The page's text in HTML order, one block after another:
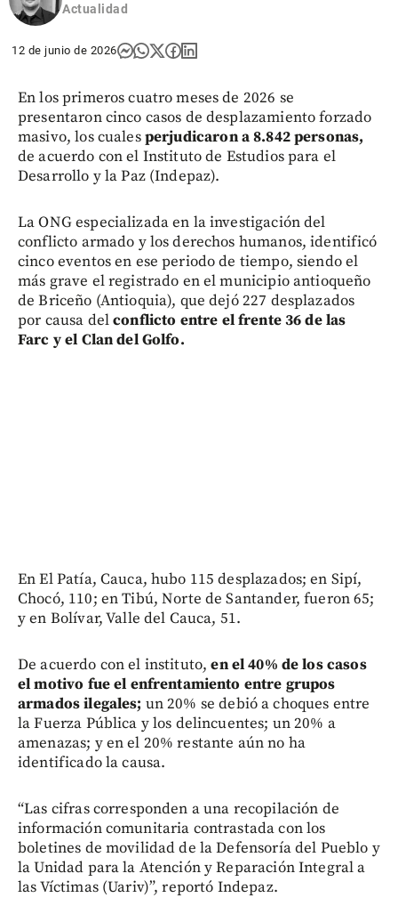
Actualidad
12 de junio de 2026
En los primeros cuatro meses de 2026 se
presentaron cinco casos de desplazamiento forzado
masivo, los cualesperjudicaron a 8.842 personas,
de acuerdo con el Instituto de Estudios para el
Desarrollo y la Paz (Indepaz).
La ONG especializada en la investigación del
conflicto armado y los derechos humanos, identificó
cinco eventos en ese periodo de tiempo, siendo el
más grave el registrado en el municipio antioqueño
de Briceño (Antioquia), que dejó 227 desplazados
por causa delconflicto entre el frente 36 de las
Farc y el Clan del Golfo.
En El Patía, Cauca, hubo 115 desplazados; en Sipí,
Chocó, 110; en Tibú, Norte de Santander, fueron 65;
y en Bolívar, Valle del Cauca, 51.
De acuerdo con el instituto,en el 40% de los casos
el motivo fue el enfrentamiento entre grupos
armados ilegales; un 20% se debió a choques entre
la Fuerza Pública y los delincuentes; un 20% a
amenazas; y en el 20% restante aún no ha
identificado la causa.
“Las cifras corresponden a una recopilación de
información comunitaria contrastada con los
boletines de movilidad de la Defensoría del Pueblo y
la Unidad para la Atención y Reparación Integral a
las Víctimas (Uariv)”, reportó Indepaz.